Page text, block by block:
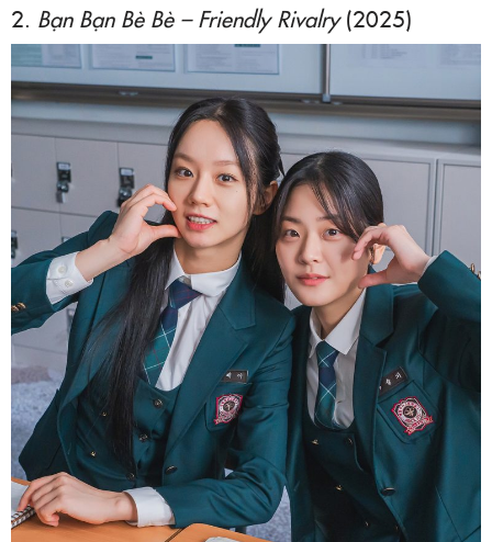
2. Bạn Bạn Bè Bè – Friendly Rivalry(2025)